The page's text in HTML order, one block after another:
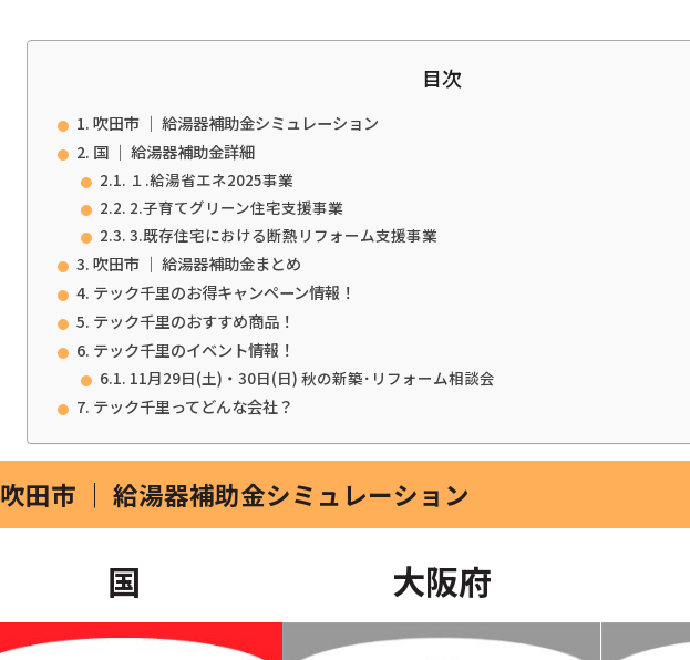
目次
吹田市 ｜ 給湯器補助金シミュレーション
国 ｜ 給湯器補助金詳細
１.給湯省エネ2025事業
2.子育てグリーン住宅支援事業
3.既存住宅における断熱リフォーム支援事業
吹田市 ｜ 給湯器補助金まとめ
テック千里のお得キャンペーン情報！
テック千里のおすすめ商品！
テック千里のイベント情報！
11月29日(土)・30日(日) 秋の新築･リフォーム相談会
テック千里ってどんな会社？
吹田市 ｜ 給湯器補助金シミュレーション
国 大阪府